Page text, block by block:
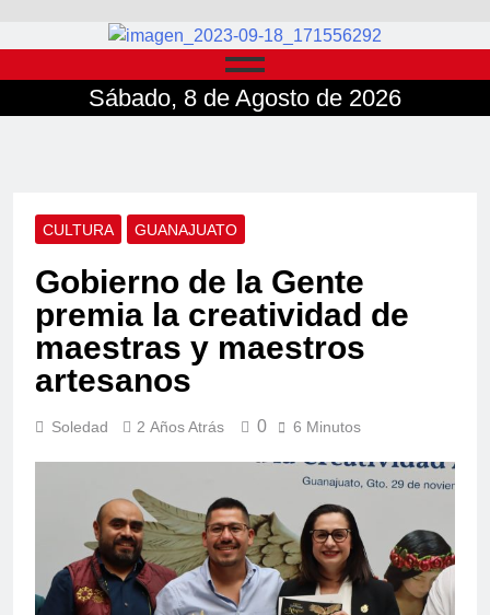
Sábado, 8 de Agosto de 2026
CULTURA GUANAJUATO
Gobierno de la Gente
premia la creatividad de
maestras y maestros
artesanos
Soledad 2 Años Atrás 0 6 Minutos